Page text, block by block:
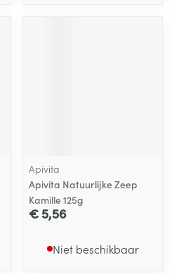
Apivita
Apivita Natuurlijke Zeep
Kamille 125g
€ 5,56
Niet beschikbaar